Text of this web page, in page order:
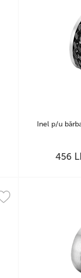
Inel p/u
456